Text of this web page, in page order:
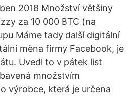
2018 Množství většiny
za 10 000 BTC (na
Máme tady další digitální
měna firmy Facebook, je
Uvedl to v pátek list
množstvím
výrobce, která je určena